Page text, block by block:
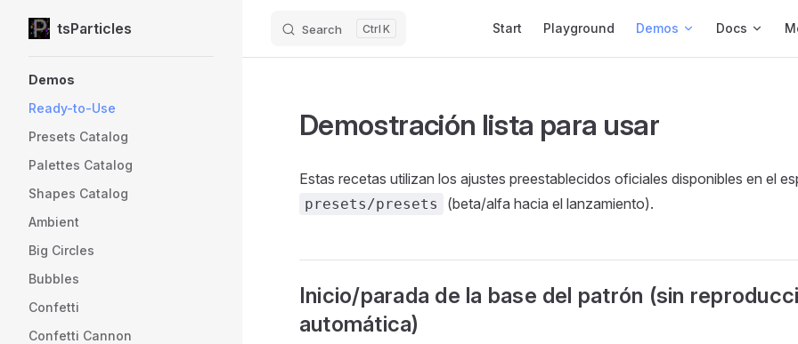
Skip to content
tsParticles Search K Start Playground Demos Docs
Demos
Ready-to-Use
Presets Catalog
Palettes Catalog
Shapes Catalog
Ambient
Big Circles
Bubbles
Confetti
Confetti Cannon
Demostración lista para usar
Estas recetas utilizan los ajustes preestablecidos oficiales disponibles en el
presets/presets (beta/alfa hacia el lanzamiento).
Inicio/parada de la base del patrón (sin
automática)